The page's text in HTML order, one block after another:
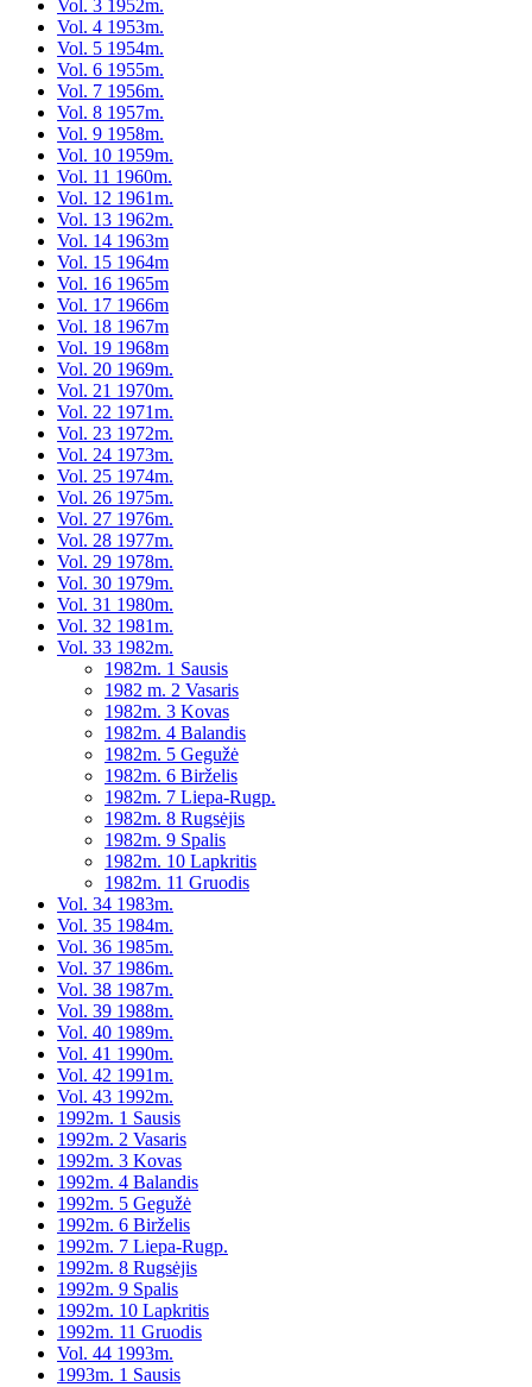
Vol. 3 1952m.
Vol. 4 1953m.
Vol. 5 1954m.
Vol. 6 1955m.
Vol. 7 1956m.
Vol. 8 1957m.
Vol. 9 1958m.
Vol. 10 1959m.
Vol. 11 1960m.
Vol. 12 1961m.
Vol. 13 1962m.
Vol. 14 1963m
Vol. 15 1964m
Vol. 16 1965m
Vol. 17 1966m
Vol. 18 1967m
Vol. 19 1968m
Vol. 20 1969m.
Vol. 21 1970m.
Vol. 22 1971m.
Vol. 23 1972m.
Vol. 24 1973m.
Vol. 25 1974m.
Vol. 26 1975m.
Vol. 27 1976m.
Vol. 28 1977m.
Vol. 29 1978m.
Vol. 30 1979m.
Vol. 31 1980m.
Vol. 32 1981m.
Vol. 33 1982m.
1982m. 1 Sausis
1982 m. 2 Vasaris
1982m. 3 Kovas
1982m. 4 Balandis
1982m. 5 Gegužė
1982m. 6 Birželis
1982m. 7 Liepa-Rugp.
1982m. 8 Rugsėjis
1982m. 9 Spalis
1982m. 10 Lapkritis
1982m. 11 Gruodis
Vol. 34 1983m.
Vol. 35 1984m.
Vol. 36 1985m.
Vol. 37 1986m.
Vol. 38 1987m.
Vol. 39 1988m.
Vol. 40 1989m.
Vol. 41 1990m.
Vol. 42 1991m.
Vol. 43 1992m.
1992m. 1 Sausis
1992m. 2 Vasaris
1992m. 3 Kovas
1992m. 4 Balandis
1992m. 5 Gegužė
1992m. 6 Birželis
1992m. 7 Liepa-Rugp.
1992m. 8 Rugsėjis
1992m. 9 Spalis
1992m. 10 Lapkritis
1992m. 11 Gruodis
Vol. 44 1993m.
1993m. 1 Sausis